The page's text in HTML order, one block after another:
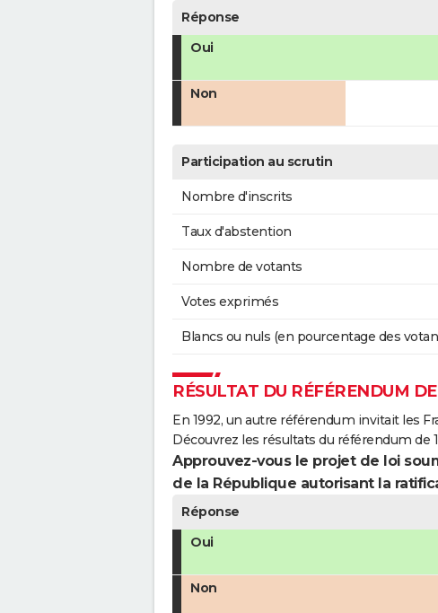
Réponse
Oui
Non
Participation au scrutin
Nombre d'inscrits
Taux d'abstention
Nombre de votants
Votes exprimés
Blancs ou nuls (en pourcentage des
RÉSULTAT DU RÉFÉRENDUM
En 1992, un autre référendum invitait les
Découvrez les résultats du référendum de
Approuvez-vous le projet de loi
de la République autorisant la
Réponse
Oui
Non